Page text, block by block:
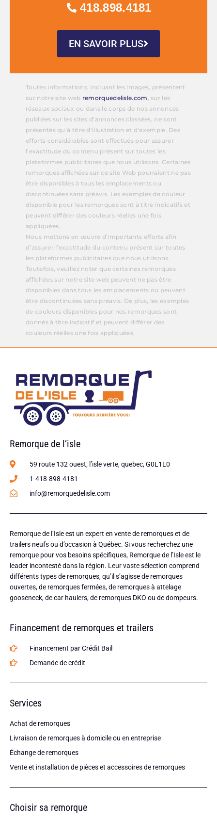
418.898.4181
EN SAVOIR PLUS
Toutes informations, incluant les images, présentent
sur notre site web remorquedelisle.com , sur les
réseaux sociaux ou dans le corps de nos annonces
publiées sur les sites d’annonces classées, ne sont
présentés qu’à titre d’illustration et d’exemple. Des
efforts considérables sont effectués pour assurer
l’exactitude du contenu présent sur toutes les
plateformes publicitaires que nous utilisons. Certaines
remorques affichées sur ce site Web pourraient ne pas
être disponibles à tous les emplacements ou
discontinuées sans préavis. Les exemples de couleur
disponible pour les remorques sont à titre indicatifs et
peuvent différer des couleurs réelles une fois
appliquées.
Nous mettons en œuvre d’importants efforts afin
d’assurer l’exactitude du contenu présent sur toutes
les plateformes publicitaires que nous utilisons.
Toutefois, veuillez noter que certaines remorques
affichées sur notre site web peuvent ne pas être
disponibles dans tous les emplacements ou peuvent
être discontinuées sans préavis. De plus, les exemples
de couleurs disponibles pour nos remorques sont
donnés à titre indicatif et peuvent différer des
couleurs réelles une fois appliquées.
Remorque de l’isle
59 route 132 ouest, l’isle verte, quebec, G0L1L0
1-418-898-4181
info@remorquedelisle.com
Remorque de l’Isle est un expert en vente de remorques et de
trailers neufs ou d’occasion à Québec. Si vous recherchez une
remorque pour vos besoins spécifiques, Remorque de l’Isle est le
leader incontesté dans la région. Leur vaste sélection comprend
différents types de remorques, qu’il s’agisse de remorques
ouvertes, de remorques fermées, de remorques à attelage
gooseneck, de car haulers, de remorques DKO ou de dompeurs.
Financement de remorques et trailers
Financement par Crédit Bail
Demande de crédit
Services
Achat de remorques
Livraison de remorques à domicile ou en entreprise
Échange de remorques
Vente et installation de pièces et accessoires de remorques
Choisir sa remorque